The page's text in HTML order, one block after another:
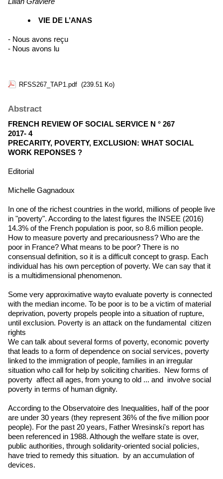
VIE DE L’ANAS
- Nous avons reçu
- Nous avons lu
RFSS267_TAP1.pdf (239.51 Ko)
Abstract
FRENCH REVIEW OF SOCIAL SERVICE N ° 267
2017- 4
PRECARITY, POVERTY, EXCLUSION: WHAT SOCIAL
WORK REPONSES ?
Editorial
Michelle Gagnadoux
In one of the richest countries in the world, millions of people live
in "poverty". According to the latest figures the INSEE (2016)
14.3% of the French population is poor, so 8.6 million people.
How to measure poverty and precariousness? Who are the
poor in France? What means to be poor? There is no
consensual definition, so it is a difficult concept to grasp. Each
individual has his own perception of poverty. We can say that it
is a multidimensional phenomenon.
Some very approximative wayto evaluate poverty is connected
with the median income. To be poor is to be a victim of material
deprivation, poverty propels people into a situation of rupture,
until exclusion. Poverty is an attack on the fundamental citizen
rights
We can talk about several forms of poverty, economic poverty
that leads to a form of dependence on social services, poverty
linked to the immigration of people, families in an irregular
situation who call for help by soliciting charities. New forms of
poverty affect all ages, from young to old ... and involve social
poverty in terms of human dignity.
According to the Observatoire des Inequalities, half of the poor
are under 30 years (they represent 36% of the five million poor
people). For the past 20 years, Father Wresinski's report has
been referenced in 1988. Although the welfare state is over,
public authorities, through solidarity-oriented social policies,
have tried to remedy this situation. by an accumulation of
devices.